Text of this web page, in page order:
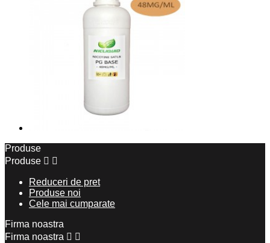
Produse
Produse  
Reduceri de pret
Produse noi
Cele mai cumparate
Firma noastra
Firma noastra  